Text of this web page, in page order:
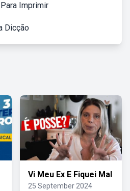
Imprimir
Dicção
Vi Meu Ex E Fiquei Mal
25 September 2024